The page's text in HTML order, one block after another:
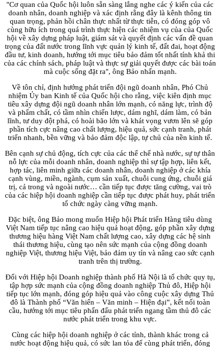
"Cơ quan của Quốc hội luôn sẵn sàng lắng nghe các ý kiến của các
doanh nhân, doanh nghiệp và xác định rằng đây là kênh thông tin
quan trọng, phản hồi chân thực nhất từ thực tiễn, có đóng góp vô
cùng hữu ích trong quá trình thực hiện các nhiệm vụ của của Quốc
hội về xây dựng pháp luật, giám sát và quyết định các vấn đề quan
trọng của đất nước trong lĩnh vực quản lý kinh tế, đất đai, hoạt động
đầu tư, kinh doanh, hướng tới mục tiêu bảo đảm tốt nhất tính khả thi
của các chính sách, pháp luật và thực sự giải quyết được các bài toán
mà cuộc sống đặt ra", ông Bảo nhấn mạnh.
Về tôn chỉ, định hướng phát triển đội ngũ doanh nhân, Phó Chủ
nhiệm Ủy ban Kinh tế của Quốc hội cho rằng, việc kiên định mục
tiêu xây dựng đội ngũ doanh nhân lớn mạnh, có năng lực, trình độ
và phẩm chất, có tầm nhìn chiến lược, dám nghĩ, dám làm, có bản
lĩnh, tư duy đột phá, có hoài bão lớn và khát vọng vươn lên sẽ góp
phần tích cực nâng cao chất lượng, hiệu quả, sức cạnh tranh, phát
triển nhanh, bền vững và bảo đảm độc lập, tự chủ của nền kinh tế.
Bên cạnh sự chủ động, tích cực của các thể chế nhà nước, sự tự thân
nỗ lực của mỗi doanh nhân, doanh nghiệp thì sự tập hợp, liên kết,
hợp tác, liên minh giữa các doanh nhân, doanh nghiệp ở các khía
cạnh vùng, miền, ngành, cụm sản xuất, chuỗi cung ứng, chuỗi giá
trị, cả trong và ngoài nước… cần tiếp tục được tăng cường, vai trò
của các hiệp hội doanh nghiệp cần tiếp tục được phát huy, phát triển
tổ chức ngày càng vững mạnh.
Đặc biệt, ông Bảo mong muốn Hiệp hội Phát triển Hàng tiêu dùng
Việt Nam tiếp tục nâng cao hiệu quả hoạt động, góp phần xây dựng
thương hiệu hàng Việt Nam chất lượng cao, xây dựng các hệ sinh
thái thương hiệu, cùng tạo nên sức mạnh của cộng đồng doanh
nghiệp Việt, thương hiệu Việt, bảo đảm uy tín và nâng cao sức cạnh
tranh trên thị trường.
Đối với Hiệp hội Doanh nghiệp thành phố Hà Nội là tổ chức quy tụ,
tập hợp sức mạnh của cộng đồng doanh nghiệp Thủ đô, Hiệp hội
tiếp tục lớn mạnh, đóng góp hiệu quả vào công cuộc xây dựng Thủ
đô là Thành phố “Văn hiến – Văn minh – Hiện đại”, kết nối toàn
cầu, hướng tới mục tiêu phấn đấu phát triển ngang tầm thủ đô các
nước phát triển trong khu vực.
Cùng các hiệp hội doanh nghiệp ở các tỉnh, thành khác trong cả
nước hoạt động hiệu quả, có sức lan tỏa để cùng phát triển, đóng